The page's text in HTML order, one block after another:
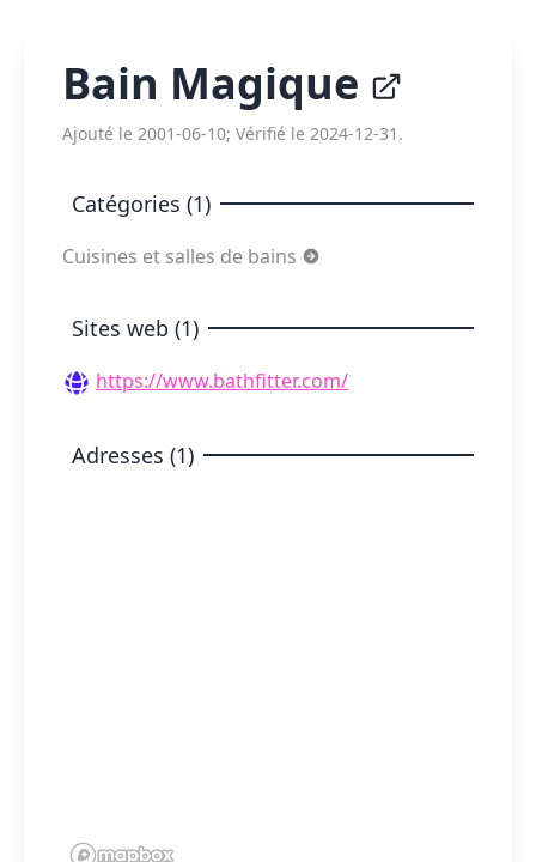
Bain Magique
Ajouté le 2001-06-10; Vérifié le 2024-12-31.
Catégories (1)
Cuisines et salles de bains
Sites web (1)
https://www.bathfitter.com/
Adresses (1)